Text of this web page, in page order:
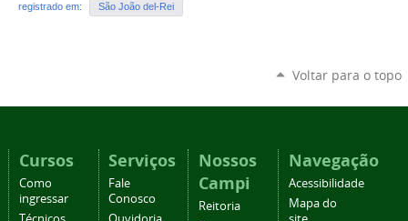
registrado em: São João del-Rei
Voltar para o topo
Cursos
Como
ingressar
Serviços
Fale
Conosco
Nossos
Campi
Reitoria
Navegação
Acessibilidade
Mapa do